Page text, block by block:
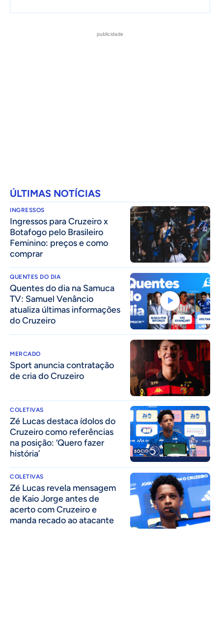
publicidade
ÚLTIMAS NOTÍCIAS
INGRESSOS
Ingressos para Cruzeiro x
Botafogo pelo Brasileiro
Feminino: preços e como
comprar
QUENTES DO DIA
Quentes do dia na Samuca
TV: Samuel Venâncio
atualiza últimas informações
do Cruzeiro
MERCADO
Sport anuncia contratação
de cria do Cruzeiro
COLETIVAS
Zé Lucas destaca ídolos do
Cruzeiro como referências
na posição: ‘Quero fazer
história’
COLETIVAS
Zé Lucas revela mensagem
de Kaio Jorge antes de
acerto com Cruzeiro e
manda recado ao atacante